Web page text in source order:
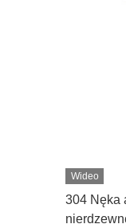
Wideo
304 Nęka